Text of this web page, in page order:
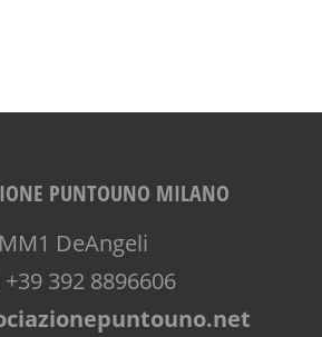
PUNTOUNO MILANO
MM1 DeAngeli
392 8896606